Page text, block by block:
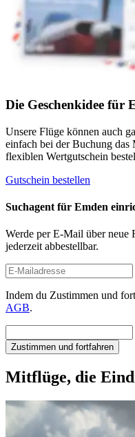
Die Geschenkidee für
Unsere Flüge können auch
einfach bei der Buchung
flexiblen Wertgutschein
Gutschein bestellen
Suchagent für Emden
Werde per E-Mail über neue
jederzeit abbestellbar.
Indem du Zustimmen und
AGB.
Zustimmen und fortfahren
Mitflüge, die